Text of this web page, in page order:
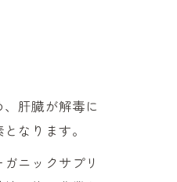
肝臓が解毒に
なります。
ニックサプリ